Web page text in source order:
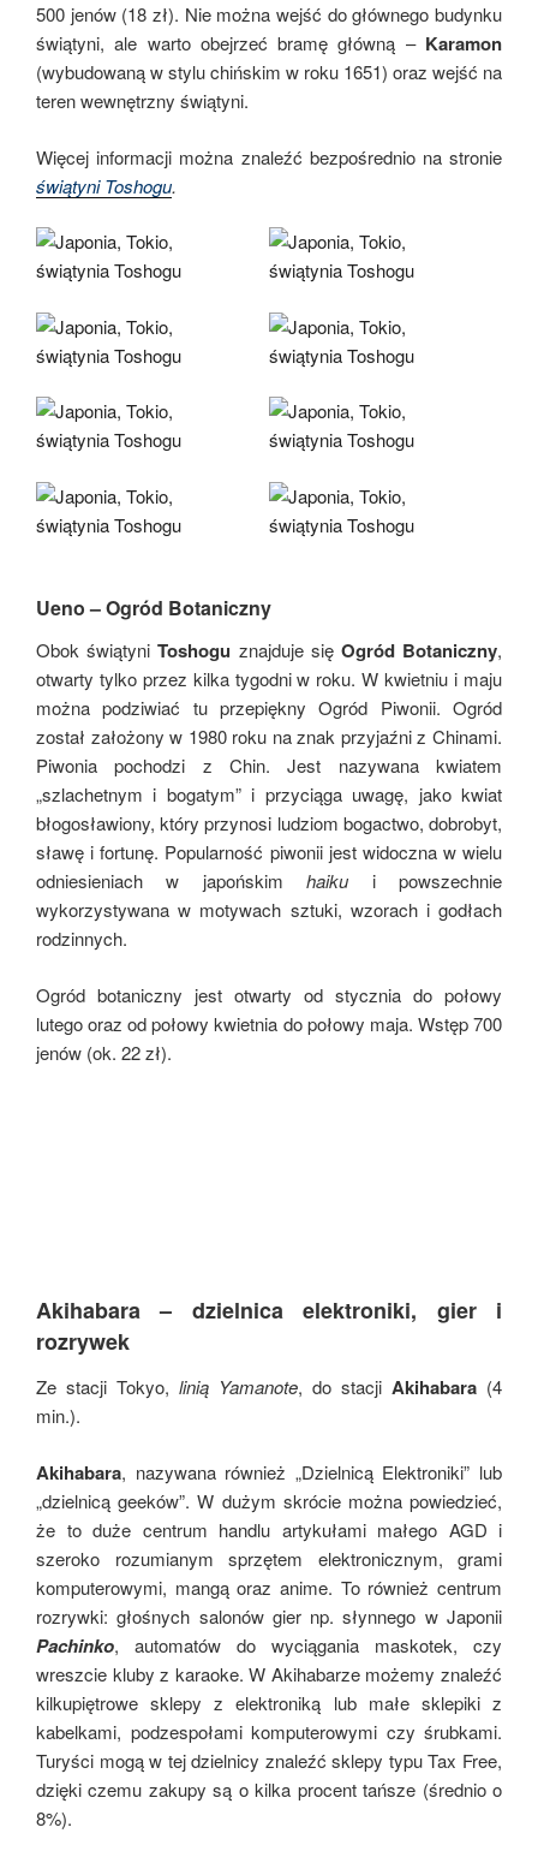
500 jenów (18 zł). Nie można wejść do głównego budynku
świątyni, ale warto obejrzeć bramę główną – Karamon
(wybudowaną w stylu chińskim w roku 1651) oraz wejść na
teren wewnętrzny świątyni.
Więcej informacji można znaleźć bezpośrednio na stronie
świątyni Toshogu.
Ueno – Ogród Botaniczny
Obok świątyniToshogu znajduje się Ogród Botaniczny,
otwarty tylko przez kilka tygodni w roku. W kwietniu i maju
można podziwiać tu przepiękny Ogród Piwonii. Ogród
został założony w 1980 roku na znak przyjaźni z Chinami.
Piwonia pochodzi z Chin. Jest nazywana kwiatem
„szlachetnym i bogatym” i przyciąga uwagę, jako kwiat
błogosławiony, który przynosi ludziom bogactwo, dobrobyt,
sławę i fortunę. Popularność piwonii jest widoczna w wielu
odniesieniach w japońskimhaiku i powszechnie
wykorzystywana w motywach sztuki, wzorach i godłach
rodzinnych.
Ogród botaniczny jest otwarty od stycznia do połowy
lutego oraz od połowy kwietnia do połowy maja. Wstęp 700
jenów (ok. 22 zł).
Akihabara – dzielnica elektroniki, gier i
rozrywek
Ze stacji Tokyo, linią Yamanote, do stacji Akihabara (4
min.).
Akihabara, nazywana również „Dzielnicą Elektroniki” lub
„dzielnicą geeków”. W dużym skrócie można powiedzieć,
że to duże centrum handlu artykułami małego AGD i
szeroko rozumianym sprzętem elektronicznym, grami
komputerowymi, mangą oraz anime. To również centrum
rozrywki: głośnych salonów gier np. słynnego w Japonii
Pachinko, automatów do wyciągania maskotek, czy
wreszcie kluby z karaoke. W Akihabarze możemy znaleźć
kilkupiętrowe sklepy z elektroniką lub małe sklepiki z
kabelkami, podzespołami komputerowymi czy śrubkami.
Turyści mogą w tej dzielnicy znaleźć sklepy typu Tax Free,
dzięki czemu zakupy są o kilka procent tańsze (średnio o
8%).